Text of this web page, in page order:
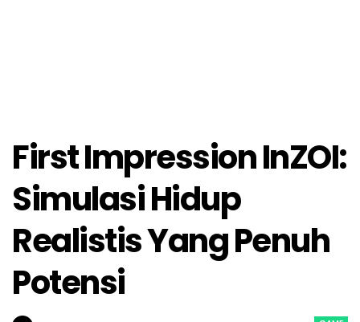
First Impression InZOI:
Simulasi Hidup
Realistis Yang Penuh
Potensi